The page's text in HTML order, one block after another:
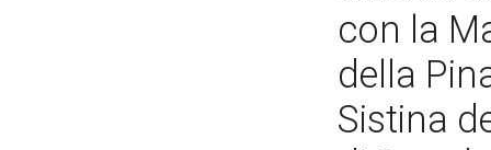
con la
della
Sistina